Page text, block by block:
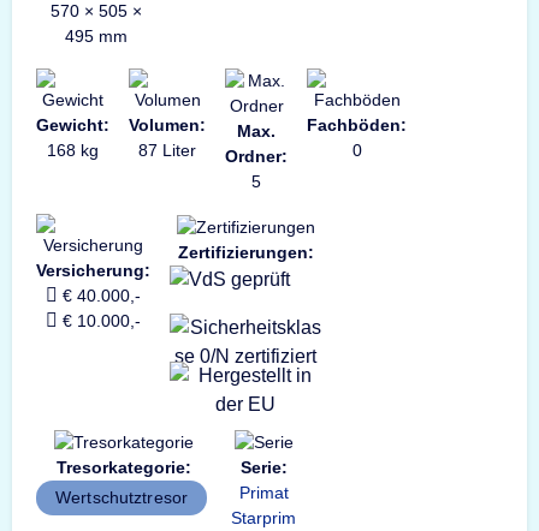
570 × 505 ×
495 mm
Gewicht:
168 kg
Volumen:
87 Liter
Max.
Ordner:
5
Fachböden:
0
Versicherung:
€ 40.000,-
€ 10.000,-
Zertifizierungen:
Tresorkategorie:
Wertschutztresor
Serie:
Primat
Starprim